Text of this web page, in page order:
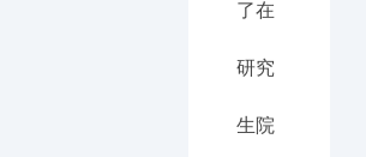
了在
研究
生院